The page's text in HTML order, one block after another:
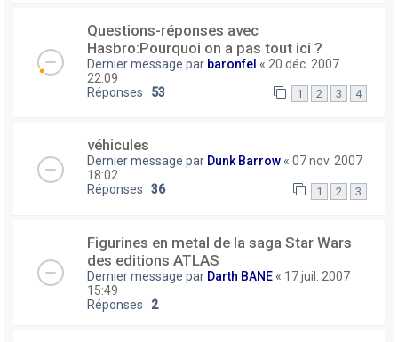
Questions-réponses avec
Hasbro:Pourquoi on a pas tout ici ?
Dernier message par baronfel « 20 déc. 2007
22:09
Réponses : 53 1 2 3 4
véhicules
Dernier message par Dunk Barrow « 07 nov. 2007
18:02
Réponses : 36 1 2 3
Figurines en metal de la saga Star Wars
des editions ATLAS
Dernier message par Darth BANE « 17 juil. 2007
15:49
Réponses : 2